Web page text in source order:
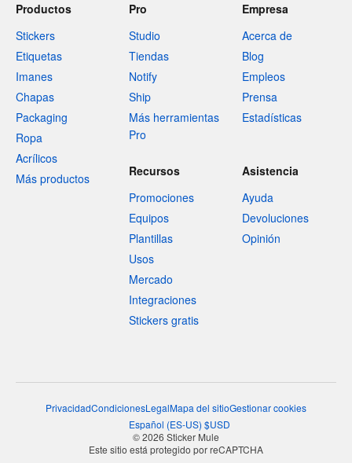
Productos
Stickers
Etiquetas
Imanes
Chapas
Packaging
Ropa
Acrílicos
Más productos
Pro
Studio
Tiendas
Notify
Ship
Más herramientas
Pro
Empresa
Acerca de
Blog
Empleos
Prensa
Estadísticas
Recursos
Promociones
Equipos
Plantillas
Usos
Mercado
Integraciones
Stickers gratis
Asistencia
Ayuda
Devoluciones
Opinión
PrivacidadCondicionesLegalMapa del sitioGestionar cookies
Español (ES-US) $USD
© 2026 Sticker Mule
Este sitio está protegido por reCAPTCHA